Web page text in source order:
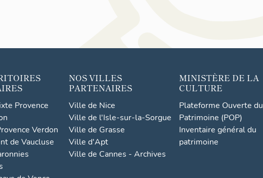
Provence
Verdon
de Vaucluse
NOS VILLES
PARTENAIRES
Ville de Nice
Ville de l'Isle-sur-la-Sorgue
Ville de Grasse
Ville d'Apt
Ville de Cannes - Archives
MINISTÈRE DE LA
CULTURE
Plateforme Ouverte du
Patrimoine (POP)
Inventaire général du
patrimoine